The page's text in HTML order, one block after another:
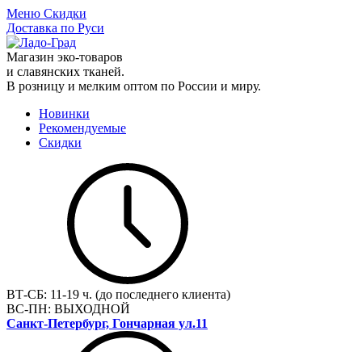
Меню Скидки
Доставка по Руси
Магазин эко-товаров
и славянских тканей.
В розницу и мелким оптом по России и миру.
Новинки
Рекомендуемые
Скидки
ВТ-СБ: 11-19 ч. (до последнего клиента)
ВС-ПН: ВЫХОДНОЙ
Санкт-Петербург, Гончарная ул.11